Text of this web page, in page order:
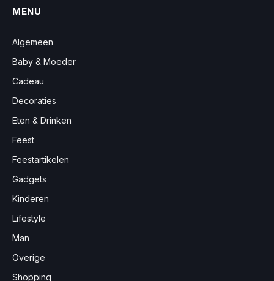
MENU
Algemeen
Baby & Moeder
Cadeau
Decoraties
Eten & Drinken
Feest
Feestartikelen
Gadgets
Kinderen
Lifestyle
Man
Overige
Shopping